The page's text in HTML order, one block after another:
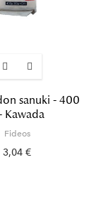
sanuki - 400
Kawada
Fideos
3,04 €